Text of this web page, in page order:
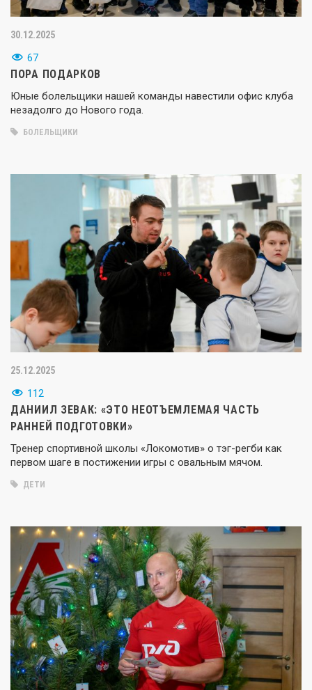
30.12.2025
67
ПОРА ПОДАРКОВ
Юные болельщики нашей команды навестили офис клуба
незадолго до Нового года.
БОЛЕЛЬЩИКИ
25.12.2025
112
ДАНИИЛ ЗЕВАК: «ЭТО НЕОТЪЕМЛЕМАЯ ЧАСТЬ
РАННЕЙ ПОДГОТОВКИ»
Тренер спортивной школы «Локомотив» о тэг-регби как
первом шаге в постижении игры с овальным мячом.
ДЕТИ